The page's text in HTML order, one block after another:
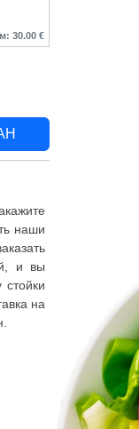
30.00 €
наши
и вы
на